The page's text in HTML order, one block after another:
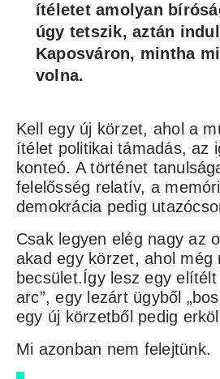
ítéletet amolyan
úgy tetszik, aztán
Kaposváron, mintha
volna.
Kell egy új körzet, ahol a
ítélet politikai támadás, az
konteó. A történet
felelősség relatív, a
demokrácia pedig
Csak legyen elég nagy az
akad egy körzet, ahol még
becsület.Így lesz egy
arc”, egy lezárt ügyből
egy új körzetből pedig
Mi azonban nem felejtünk.